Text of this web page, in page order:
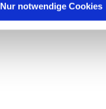
Nur notwendige Cookies